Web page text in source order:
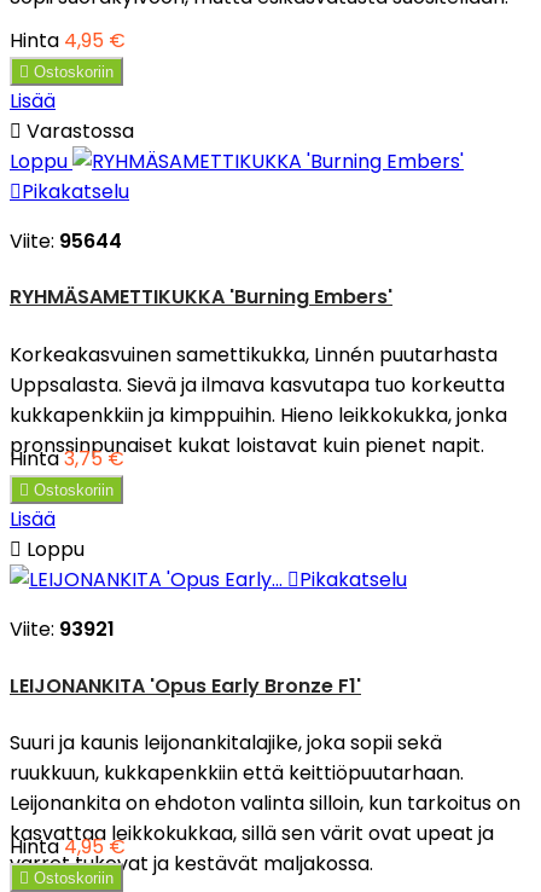
Hinta 4,95 €
 Ostoskoriin
Lisää
 Varastossa
Loppu
Pikakatselu
Viite: 95644
RYHMÄSAMETTIKUKKA 'Burning Embers'
Korkeakasvuinen samettikukka, Linnén puutarhasta
Uppsalasta. Sievä ja ilmava kasvutapa tuo korkeutta
kukkapenkkiin ja kimppuihin. Hieno leikkokukka, jonka
pronssinpunaiset kukat loistavat kuin pienet napit.
Hinta3,75 €
 Ostoskoriin
Lisää
 Loppu
Pikakatselu
Viite: 93921
LEIJONANKITA 'Opus Early Bronze F1'
Suuri ja kaunis leijonankitalajike, joka sopii sekä
ruukkuun, kukkapenkkiin että keittiöpuutarhaan.
Leijonankita on ehdoton valinta silloin, kun tarkoitus on
kasvattaa leikkokukkaa, sillä sen värit ovat upeat ja
varret tukevat ja kestävät maljakossa.
Hinta4,95 €
 Ostoskoriin